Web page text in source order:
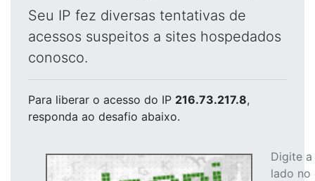
Seu IP fez diversas tentativas de
acessos suspeitos a sites hospedados
conosco.
Para liberar o acesso do IP 216.73.217.8,
responda ao desafio abaixo.
Digite
lado no